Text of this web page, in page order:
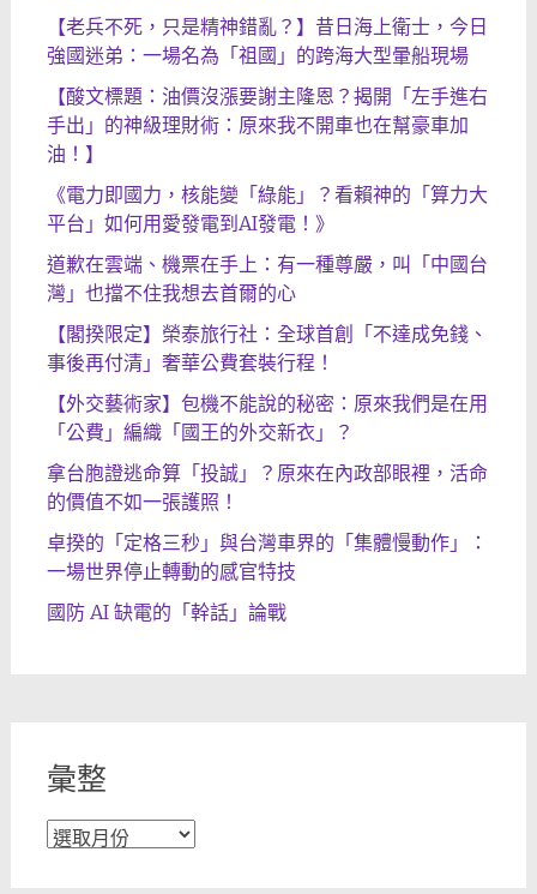
【老兵不死，只是精神錯亂？】昔日海上衛士，今日
強國迷弟：一場名為「祖國」的跨海大型暈船現場
【酸文標題：油價沒漲要謝主隆恩？揭開「左手進右
手出」的神級理財術：原來我不開車也在幫豪車加
油！】
《電力即國力，核能變「綠能」？看賴神的「算力大
平台」如何用愛發電到AI發電！》
道歉在雲端、機票在手上：有一種尊嚴，叫「中國台
灣」也擋不住我想去首爾的心
【閣揆限定】榮泰旅行社：全球首創「不達成免錢、
事後再付清」奢華公費套裝行程！
【外交藝術家】包機不能說的秘密：原來我們是在用
「公費」編織「國王的外交新衣」？
拿台胞證逃命算「投誠」？原來在內政部眼裡，活命
的價值不如一張護照！
卓揆的「定格三秒」與台灣車界的「集體慢動作」：
一場世界停止轉動的感官特技
國防 AI 缺電的「幹話」論戰
彙整
彙